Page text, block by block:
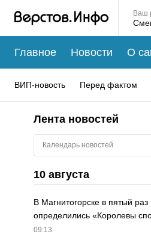
Ваш
Главное Новости О
ВИП-новость Перед фактом
Лента новостей
Календарь новостей
10 августа
В Магнитогорске в пятый раз
определились «Королевы
09:13